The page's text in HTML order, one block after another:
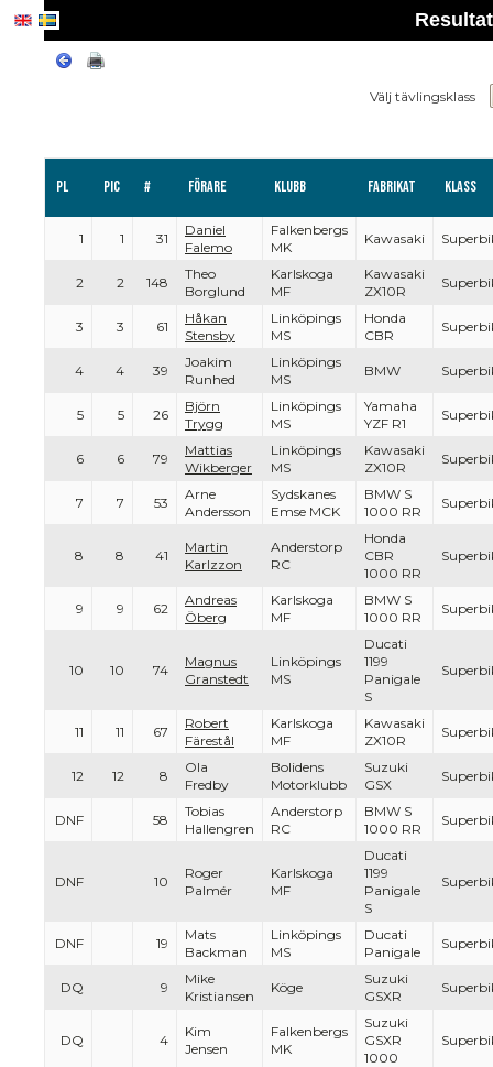
Välj tävlingsklass
Pl PIC # Förare Klubb Fabrikat Klass
1 1 31
Daniel
Falemo
Falkenbergs
MK
Kawasaki
2 2 148
Theo
Borglund
Karlskoga
MF
Kawasaki
ZX10R
3 3 61
Håkan
Stensby
Linköpings
MS
Honda
CBR
4 4 39
Joakim
Runhed
Linköpings
MS
BMW
5 5 26
Björn
Trygg
Linköpings
MS
Yamaha
YZF R1
6 6 79
Mattias
Wikberger
Linköpings
MS
Kawasaki
ZX10R
7 7 53
Arne
Andersson
Sydskanes
Emse MCK
BMW S
1000 RR
8 8 41
Martin
Karlzzon
Anderstorp
RC
Honda
CBR
1000 RR
9 9 62
Andreas
Öberg
Karlskoga
MF
BMW S
1000 RR
10 10 74
Magnus
Granstedt
Linköpings
MS
Ducati
1199
Panigale
S
11 11 67
Robert
Färestål
Karlskoga
MF
Kawasaki
ZX10R
12 12 8
Ola
Fredby
Bolidens
Motorklubb
Suzuki
GSX
DNF 58
Tobias
Hallengren
Anderstorp
RC
BMW S
1000 RR
DNF 10
Roger
Palmér
Karlskoga
MF
Ducati
1199
Panigale
S
DNF 19
Mats
Backman
Linköpings
MS
Ducati
Panigale
DQ 9
Mike
Kristiansen
Köge
Suzuki
GSXR
DQ 4
Kim
Jensen
Falkenbergs
MK
Suzuki
GSXR
1000